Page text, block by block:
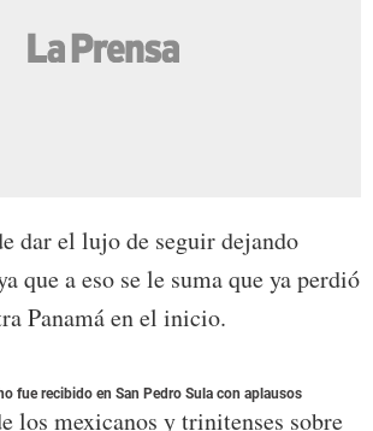
dar el lujo de seguir dejando
que a eso se le suma que ya perdió
Panamá en el inicio.
fue recibido en San Pedro Sula con aplausos
los mexicanos y trinitenses sobre